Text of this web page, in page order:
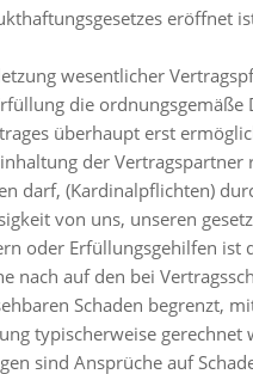
eröffnet
wesentlicher
die ordnungsgemäße
überhaupt erst
der Vertragspartner
darf, (Kardinalpflichten)
von uns, unseren
oder Erfüllungsgehilfen ist
nach auf den bei
Schaden begrenzt,
typischerweise gerechnet
sind Ansprüche auf